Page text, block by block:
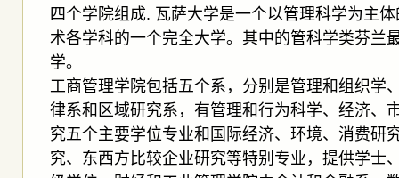
四个学院组成. 瓦萨大学是一个以管理科学为主
术各学科的一个完全大学。其中的管科学类芬兰
学。
工商管理学院包括五个系，分别是管理和组织学
律系和区域研究系，有管理和行为科学、经济、
究五个主要学位专业和国际经济、环境、消费研
究、东西方比较企业研究等特别专业，提供学士